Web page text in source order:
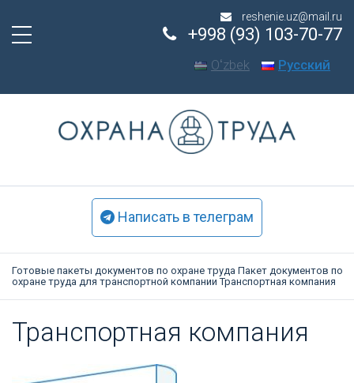
reshenie.uz@mail.ru
Oʻzbek Русский
+998 (93) 103-70-77
Написать в телеграм
Готовые пакеты документов по охране труда Пакет документов по
охране труда для транспортной компании Транспортная компания
Тран­спортная ком­па­ния